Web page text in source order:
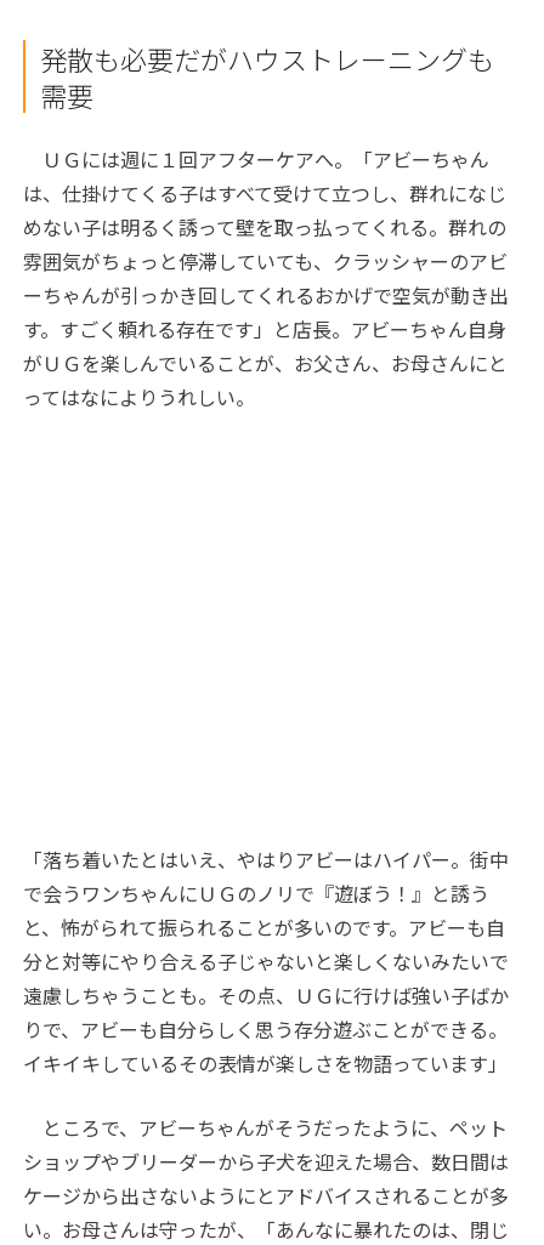
発散も必要だがハウストレーニングも
需要
ＵＧには週に１回アフターケアへ。「アビーちゃん
は、仕掛けてくる子はすべて受けて立つし、群れになじ
めない子は明るく誘って壁を取っ払ってくれる。群れの
雰囲気がちょっと停滞していても、クラッシャーのアビ
ーちゃんが引っかき回してくれるおかげで空気が動き出
す。すごく頼れる存在です」と店長。アビーちゃん自身
がＵＧを楽しんでいることが、お父さん、お母さんにと
ってはなによりうれしい。
「落ち着いたとはいえ、やはりアビーはハイパー。街中
で会うワンちゃんにＵＧのノリで『遊ぼう！』と誘う
と、怖がられて振られることが多いのです。アビーも自
分と対等にやり合える子じゃないと楽しくないみたいで
遠慮しちゃうことも。その点、ＵＧに行けば強い子ばか
りで、アビーも自分らしく思う存分遊ぶことができる。
イキイキしているその表情が楽しさを物語っています」
ところで、アビーちゃんがそうだったように、ペット
ショップやブリーダーから子犬を迎えた場合、数日間は
ケージから出さないようにとアドバイスされることが多
い。お母さんは守ったが、「あんなに暴れたのは、閉じ